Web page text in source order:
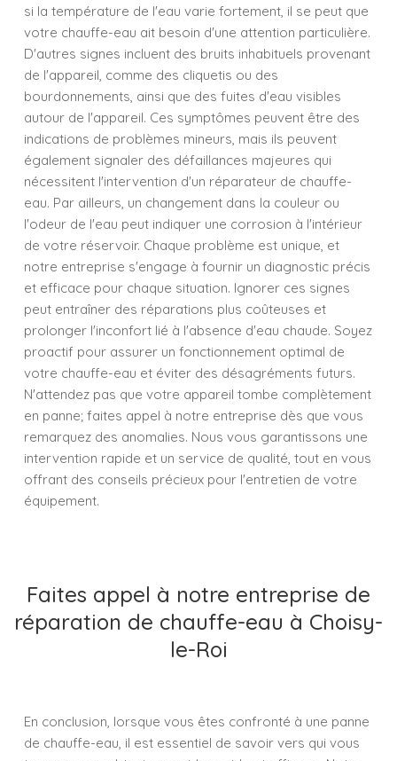
si la température de l'eau varie fortement, il se peut que
votre chauffe-eau ait besoin d'une attention particulière.
D'autres signes incluent des bruits inhabituels provenant
de l'appareil, comme des cliquetis ou des
bourdonnements, ainsi que des fuites d'eau visibles
autour de l'appareil. Ces symptômes peuvent être des
indications de problèmes mineurs, mais ils peuvent
également signaler des défaillances majeures qui
nécessitent l'intervention d'un réparateur de chauffe-
eau. Par ailleurs, un changement dans la couleur ou
l'odeur de l'eau peut indiquer une corrosion à l'intérieur
de votre réservoir. Chaque problème est unique, et
notre entreprise s'engage à fournir un diagnostic précis
et efficace pour chaque situation. Ignorer ces signes
peut entraîner des réparations plus coûteuses et
prolonger l'inconfort lié à l'absence d'eau chaude. Soyez
proactif pour assurer un fonctionnement optimal de
votre chauffe-eau et éviter des désagréments futurs.
N'attendez pas que votre appareil tombe complètement
en panne; faites appel à notre entreprise dès que vous
remarquez des anomalies. Nous vous garantissons une
intervention rapide et un service de qualité, tout en vous
offrant des conseils précieux pour l'entretien de votre
équipement.
Faites appel à notre entreprise de
réparation de chauffe-eau à Choisy-
le-Roi
En conclusion, lorsque vous êtes confronté à une panne
de chauffe-eau, il est essentiel de savoir vers qui vous